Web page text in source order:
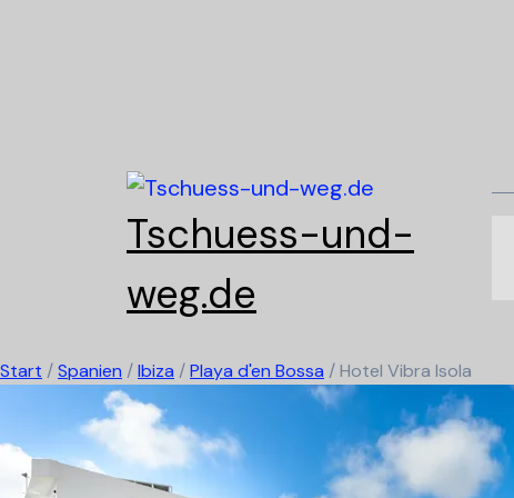
Tschuess-und-
weg.de
Start /Spanien /Ibiza /Playa d'en Bossa /Hotel Vibra Isola